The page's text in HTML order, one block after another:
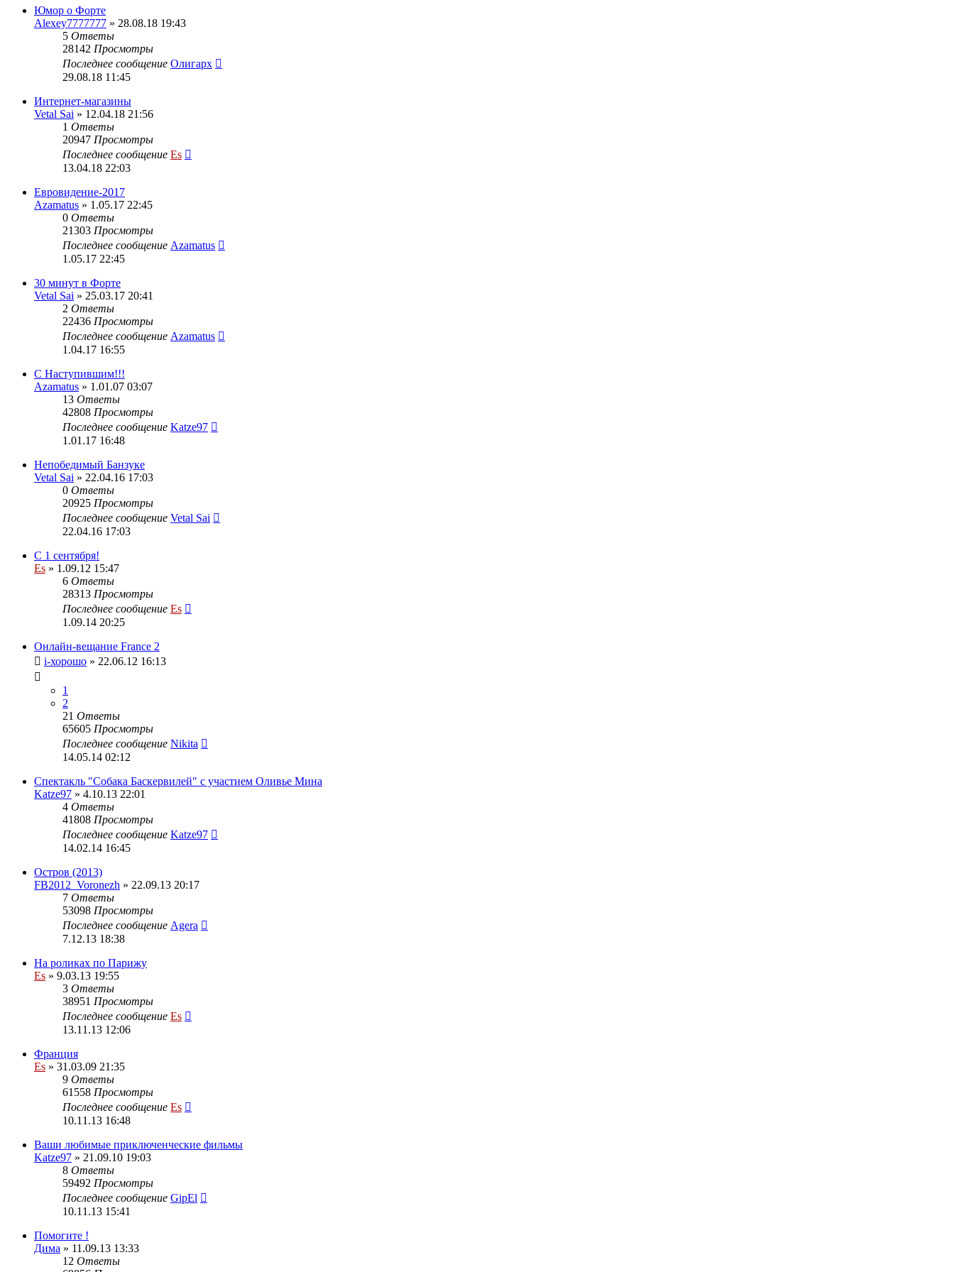
Юмор о Форте
Alexey7777777 » 28.08.18 19:43
5 Ответы
28142 Просмотры
Последнее сообщение Олигарх
29.08.18 11:45
Интернет-магазины
Vetal Sai » 12.04.18 21:56
1 Ответы
20947 Просмотры
Последнее сообщение Es
13.04.18 22:03
Евровидение-2017
Azamatus » 1.05.17 22:45
0 Ответы
21303 Просмотры
Последнее сообщение Azamatus
1.05.17 22:45
30 минут в Форте
Vetal Sai » 25.03.17 20:41
2 Ответы
22436 Просмотры
Последнее сообщение Azamatus
1.04.17 16:55
С Наступившим!!!
Azamatus » 1.01.07 03:07
13 Ответы
42808 Просмотры
Последнее сообщение Katze97
1.01.17 16:48
Непобедимый Банзуке
Vetal Sai » 22.04.16 17:03
0 Ответы
20925 Просмотры
Последнее сообщение Vetal Sai
22.04.16 17:03
С 1 сентября!
Es » 1.09.12 15:47
6 Ответы
28313 Просмотры
Последнее сообщение Es
1.09.14 20:25
Онлайн-вещание France 2
i-хорошо » 22.06.12 16:13
1
2
21 Ответы
65605 Просмотры
Последнее сообщение Nikita
14.05.14 02:12
Спектакль "Собака Баскервилей" с участием Оливье Мина
Katze97 » 4.10.13 22:01
4 Ответы
41808 Просмотры
Последнее сообщение Katze97
14.02.14 16:45
Остров (2013)
FB2012_Voronezh » 22.09.13 20:17
7 Ответы
53098 Просмотры
Последнее сообщение Agera
7.12.13 18:38
На роликах по Парижу
Es » 9.03.13 19:55
3 Ответы
38951 Просмотры
Последнее сообщение Es
13.11.13 12:06
Франция
Es » 31.03.09 21:35
9 Ответы
61558 Просмотры
Последнее сообщение Es
10.11.13 16:48
Ваши любимые приключенческие фильмы
Katze97 » 21.09.10 19:03
8 Ответы
59492 Просмотры
Последнее сообщение GipEl
10.11.13 15:41
Помогите !
Дима » 11.09.13 13:33
12 Ответы